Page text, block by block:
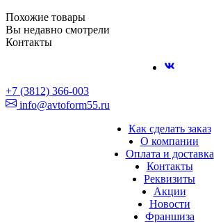
Похожие товары
Вы недавно смотрели
Контакты
+7 (3812) 366-003
info@avtoform55.ru
Как сделать заказ
О компании
Оплата и доставка
Контакты
Реквизиты
Акции
Новости
Франшиза